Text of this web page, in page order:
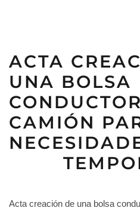
ACTA
UNA BOLSA
CAMIÓN
Acta creación de una bolsa